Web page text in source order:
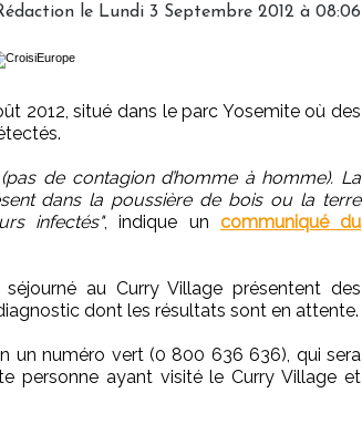
le Lundi 3 Septembre 2012 à 08:06
2012, situé dans le parc Yosemite où des
de contagion d’homme à homme). La
dans la poussière de bois ou la terre
infectés", indique un communiqué du
au Curry Village présentent des
dont les résultats sont en attente.
un numéro vert (0 800 636 636), qui sera
personne ayant visité le Curry Village et